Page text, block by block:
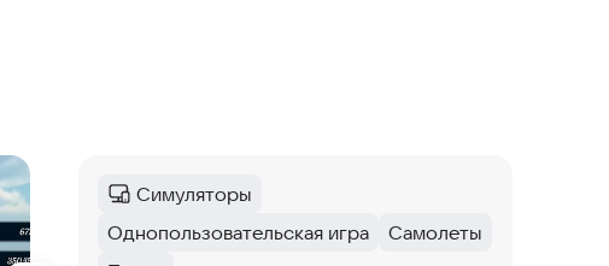
Категория:
Симуляторы
Тег:
Однопользовательская игра
Тег:
Самолеты